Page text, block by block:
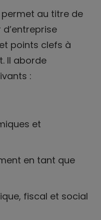
au titre de
points clefs à
Il aborde
:
et
en tant que
fiscal et social